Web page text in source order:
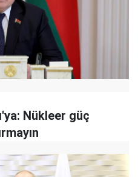
Nükleer güç